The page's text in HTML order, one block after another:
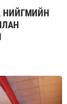
НИЙГМИЙН